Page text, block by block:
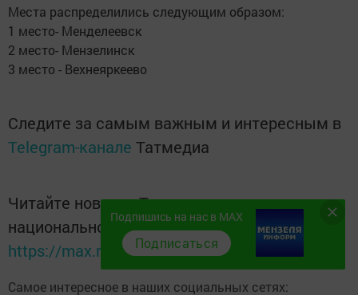
Места распределились следующим образом:
1 место- Менделеевск
2 место- Мензелинск
3 место - Вехнеяркеево
Следите за самым важным и интересным в
Telegram-канале Татмедиа
Читайте новости Татарстана в
национальном мессенджере MАХ:
https://max.ru/tatmedia
Самое интересное в наших социальных сетях:
Подпишись на нас в MAX
Подписаться